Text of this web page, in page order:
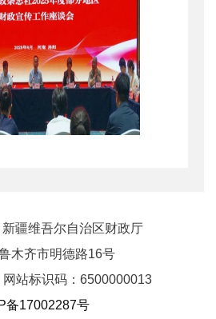
出，财政是国家治
重要支柱，党中央
当家理财，财政有
服务保障工作。如
疆维吾尔自治区财政厅
木齐市明德路16号
网站标识码：6500000013
备17002287号